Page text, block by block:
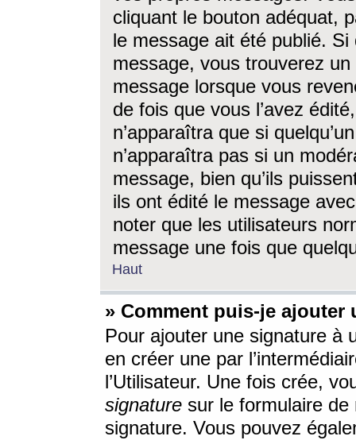
cliquant le bouton adéquat,
le message ait été publié. Si
message, vous trouverez
message lorsque vous
de fois que vous l’avez
n’apparaîtra que si
n’apparaîtra pas si un
message, bien qu’ils
ils ont édité le message
noter que les utilisateurs
message une fois que
Haut
» Comment puis-je ajouter
Pour ajouter une signature à
en créer une par
l’Utilisateur. Une fois crée,
signature sur le formulaire de
signature. Vous pouvez